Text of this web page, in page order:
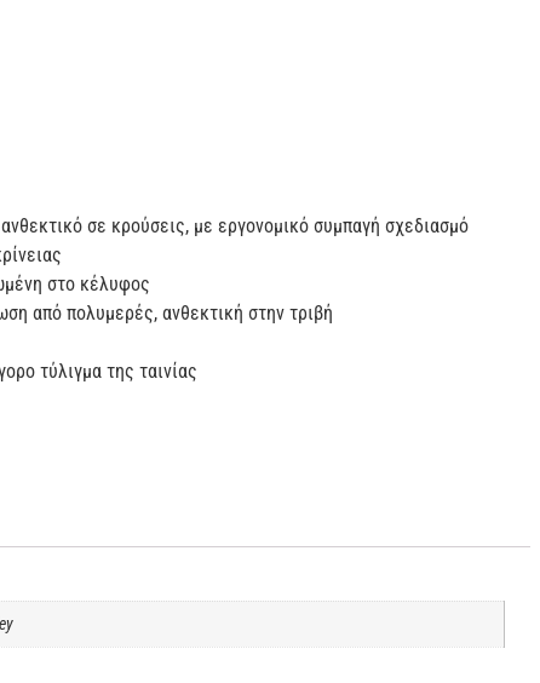
σε κρούσεις, με εργονομικό συμπαγή σχεδιασμό
στο κέλυφος
από πολυμερές, ανθεκτική στην τριβή
τύλιγμα της ταινίας